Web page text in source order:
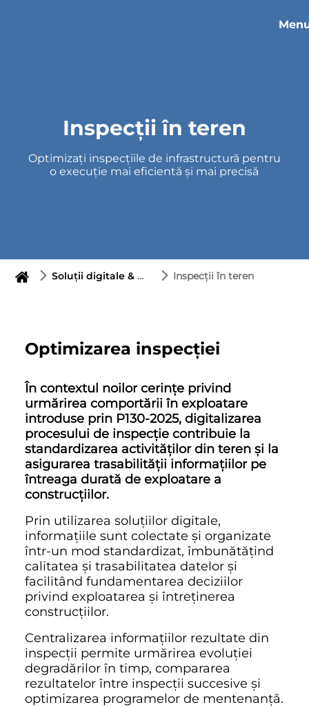
Inspecții în teren
Optimizați inspecțiile de infrastructură pentru
o execuție mai eficientă și mai precisă
Soluții digitale & Managementul Datelor Inspecții în teren
Optimizarea inspecției
În contextul noilor cerințe privind
urmărirea comportării în exploatare
introduse prin P130-2025, digitalizarea
procesului de inspecție contribuie la
standardizarea activităților din teren și la
asigurarea trasabilității informațiilor pe
întreaga durată de exploatare a
construcțiilor.
Prin utilizarea soluțiilor digitale,
informațiile sunt colectate și organizate
într-un mod standardizat, îmbunătățind
calitatea și trasabilitatea datelor și
facilitând fundamentarea deciziilor
privind exploatarea și întreținerea
construcțiilor.
Centralizarea informațiilor rezultate din
inspecții permite urmărirea evoluției
degradărilor în timp, compararea
rezultatelor între inspecții succesive și
optimizarea programelor de mentenanță.